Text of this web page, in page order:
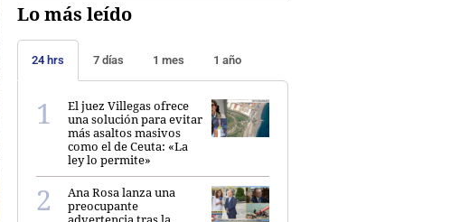
Lo más leído
24 hrs 7 días 1 mes 1 año
El juez Villegas ofrece
una solución para evitar
más asaltos masivos
como el de Ceuta: «La
ley lo permite»
Ana Rosa lanza una
preocupante